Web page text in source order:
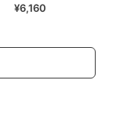
コンプリートBOX
¥6,160